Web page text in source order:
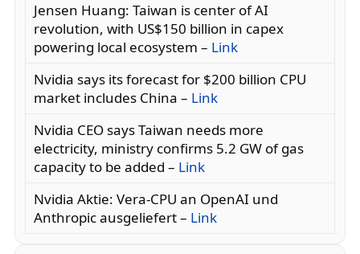
Jensen Huang: Taiwan is center of AI
revolution, with US$150 billion in capex
powering local ecosystem – Link
Nvidia says its forecast for $200 billion CPU
market includes China – Link
Nvidia CEO says Taiwan needs more
electricity, ministry confirms 5.2 GW of gas
capacity to be added – Link
Nvidia Aktie: Vera-CPU an OpenAI und
Anthropic ausgeliefert – Link